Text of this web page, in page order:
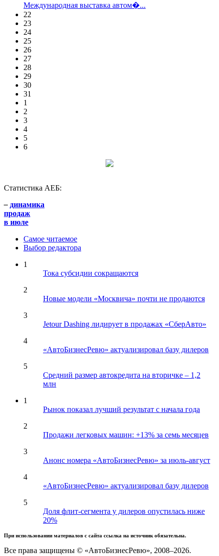
Международная выставка автом�...
22
23
24
25
26
27
28
29
30
31
1
2
3
4
5
6
Статистика АЕБ:
– динамика
продаж
в июле
Самое читаемое
Выбор редактора
1
Тока субсидии сокращаются
2
Новые модели «Москвича» почти не продаются
3
Jetour Dashing лидирует в продажах «СберАвто»
4
«АвтоБизнесРевю» актуализировал базу дилеров
5
Средний размер автокредита на вторичке – 1,2
млн
1
Рынок показал лучший результат с начала года
2
Продажи легковых машин: +13% за семь месяцев
3
Анонс номера «АвтоБизнесРевю» за июль-август
4
«АвтоБизнесРевю» актуализировал базу дилеров
5
Доля флит-сегмента у дилеров опустилась ниже
20%
При использовании материалов с сайта ссылка на источник обязательна.
Все права защищены © «АвтоБизнесРевю», 2008–2026.